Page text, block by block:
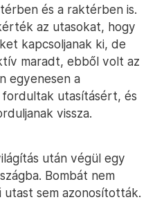
és a raktérben is.
az utasokat, hogy
kapcsoljanak ki, de
maradt, ebből volt az
egyenesen a
fordultak utasításért, és
vissza.
után végül egy
Bombát nem
sem azonosították.